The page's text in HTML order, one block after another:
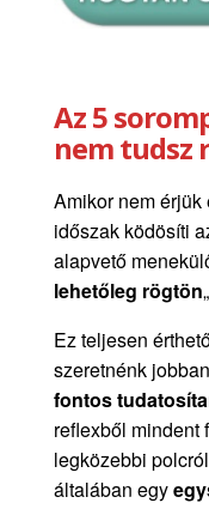
Az 5
nem tudsz
Amikor nem
időszak ködösíti
alapvető
lehetőleg rögtön
Ez teljesen
szeretnénk
fontos
reflexből mindent
legközebbi
általában egy